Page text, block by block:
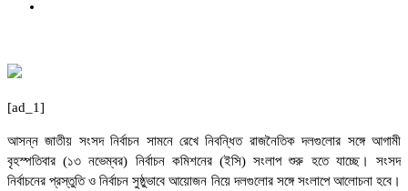
[ad_1]
আসন্ন ‎জাতীয় সংসদ নির্বাচন সামনে রেখে নিবন্ধিত রাজনৈতিক দলগুলোর সঙ্গে আগামী
বৃহস্পতিবার (১৩ নভেম্বর) নির্বাচন কমিশনের (ইসি) সংলাপ শুরু হতে যাচ্ছে। সংসদ
নির্বাচনের প্রস্তুতি ও নির্বাচন সুষ্ঠুভাবে আয়োজন নিয়ে দলগুলোর সঙ্গে সংলাপে আলোচনা হবে।